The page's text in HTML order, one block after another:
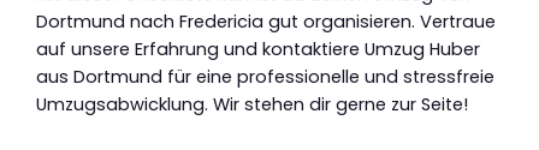
Dortmund nach Fredericia gut organisieren. Vertraue
auf unsere Erfahrung und kontaktiere Umzug Huber
aus Dortmund für eine professionelle und stressfreie
Umzugsabwicklung. Wir stehen dir gerne zur Seite!